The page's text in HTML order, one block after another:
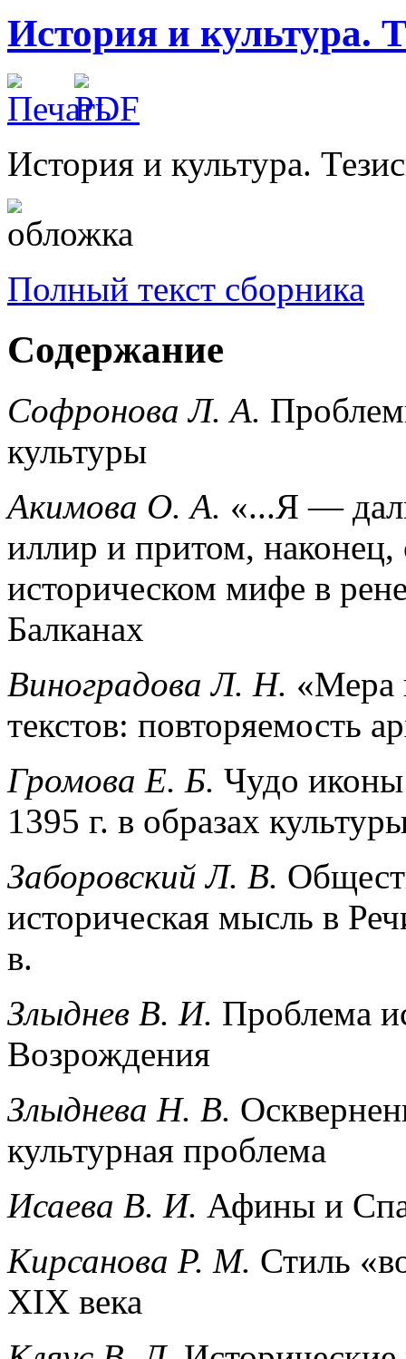
История и культура.
История и культура.
Полный текст сборника
Содержание
Софронова Л. А.
культуры
Акимова О. А. «...Я —
иллир и притом,
историческом мифе в
Балканах
Виноградова Л. Н. «Мера
текстов: повторяемость
Громова Е. Б. Чудо
1395 г. в образах
Заборовский Л. В.
историческая мысль в
в.
Злыднев В. И. Проблема
Возрождения
Злыднева Н. В.
культурная проблема
Исаева В. И. Афины и
Кирсанова P. M. Стиль
XIX века